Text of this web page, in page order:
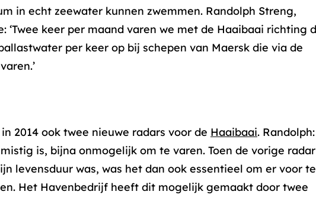
in echt zeewater kunnen zwemmen. Randolph Streng,
keer per maand varen we met de Haaibaai richting
per keer op bij schepen van Maersk die via de
2014 ook twee nieuwe radars voor de Haaibaai. Randolph:
is, bijna onmogelijk om te varen. Toen de vorige radar
levensduur was, was het dan ook essentieel om er voor te
Het Havenbedrijf heeft dit mogelijk gemaakt door twee